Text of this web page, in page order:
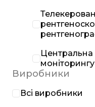
Центральна
моніторингу
Виробники
Всі виробники